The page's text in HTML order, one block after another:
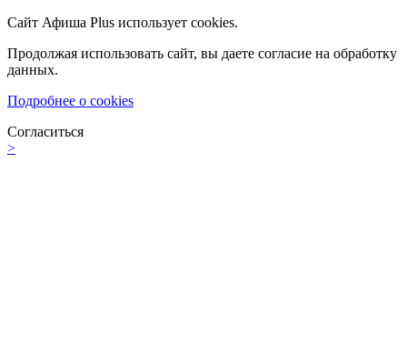
Сайт Афиша Plus использует cookies.
Продолжая использовать сайт, вы даете согласие на обработку
данных.
Подробнее о cookies
Согласиться
>